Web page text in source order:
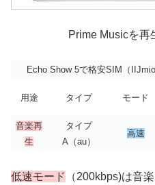
Prime Musicを再
Echo Show 5で格安SIM（
用途 タイプ モード
音楽再
生
タイプ
A（au）
高速
低速モード （200kbps)は音